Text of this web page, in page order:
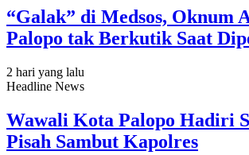
“Galak” di Medsos, Oknum
Palopo tak Berkutik Saat
2 hari yang lalu
Headline News
Wawali Kota Palopo Hadiri
Pisah Sambut Kapolres